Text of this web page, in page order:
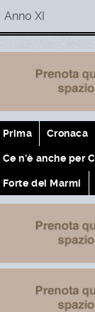
Anno XI
Prima Cronaca
Ce n'è anche per
Forte dei Marmi